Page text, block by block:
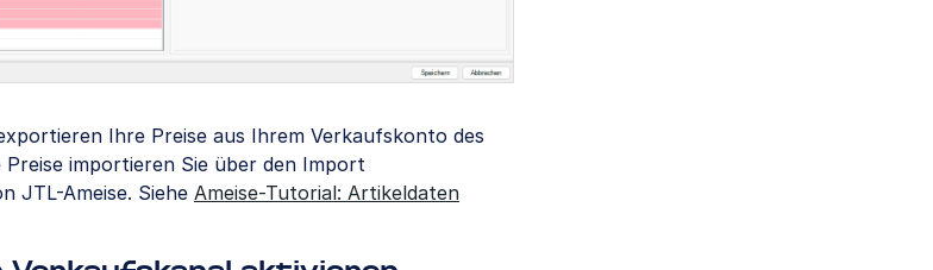
Ihre Preise aus Ihrem Verkaufskonto des
Preise importieren Sie über den Import
JTL-Ameise. Siehe Ameise-Tutorial: Artikeldaten